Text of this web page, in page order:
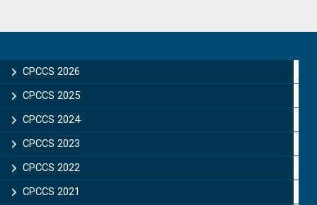
Sidebar
CPCCS 2026
CPCCS 2025
CPCCS 2024
CPCCS 2023
CPCCS 2022
CPCCS 2021